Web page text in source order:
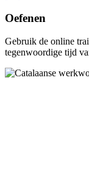
Oefenen
Gebruik de online
tegenwoordige tijd